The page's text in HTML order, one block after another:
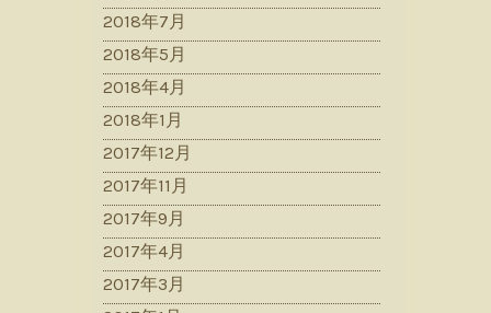
2018年7月
2018年5月
2018年4月
2018年1月
2017年12月
2017年11月
2017年9月
2017年4月
2017年3月